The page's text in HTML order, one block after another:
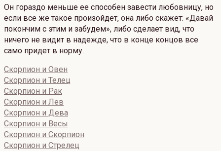
Он гораздо меньше ее способен завести любовницу, но
если все же такое произойдет, она либо скажет: «Давай
покончим с этим и забудем», либо сделает вид, что
ничего не видит в надежде, что в конце концов все
само придет в норму.
Скорпион и Овен
Скорпион и Телец
Скорпион и Рак
Скорпион и Лев
Скорпион и Дева
Скорпион и Весы
Скорпион и Скорпион
Скорпион и Стрелец